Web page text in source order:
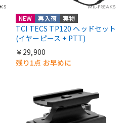
NEW 再入荷 実物
TCI TECS TP120 ヘッドセット
(イヤーピース + PTT)
￥29,900
残り1点 お早めに